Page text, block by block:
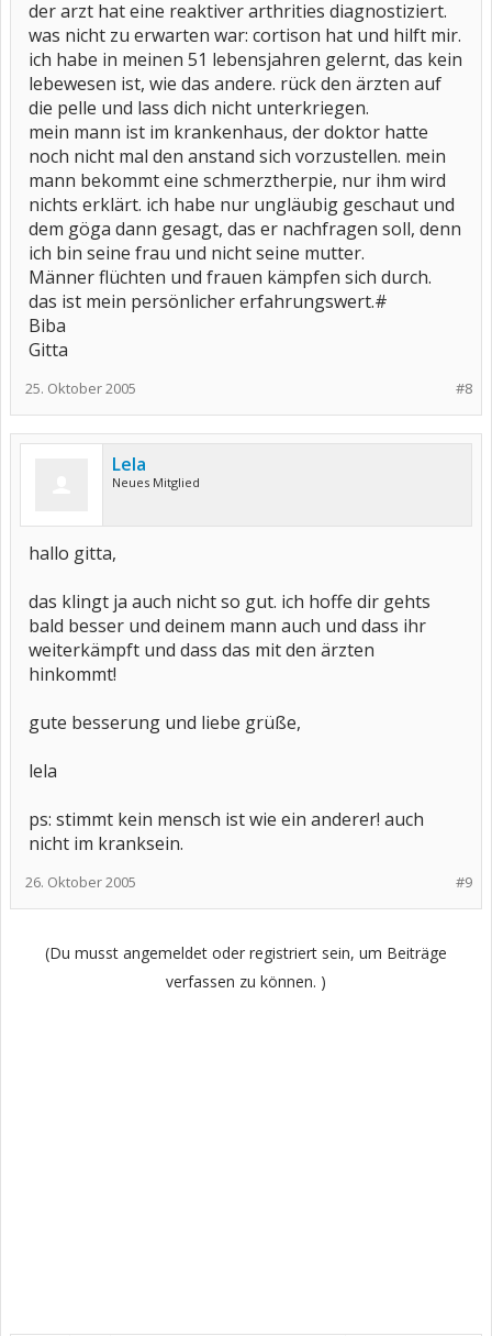
der arzt hat eine reaktiver arthrities diagnostiziert.
was nicht zu erwarten war: cortison hat und hilft mir.
ich habe in meinen 51 lebensjahren gelernt, das kein
lebewesen ist, wie das andere. rück den ärzten auf
die pelle und lass dich nicht unterkriegen.
mein mann ist im krankenhaus, der doktor hatte
noch nicht mal den anstand sich vorzustellen. mein
mann bekommt eine schmerztherpie, nur ihm wird
nichts erklärt. ich habe nur ungläubig geschaut und
dem göga dann gesagt, das er nachfragen soll, denn
ich bin seine frau und nicht seine mutter.
Männer flüchten und frauen kämpfen sich durch.
das ist mein persönlicher erfahrungswert.#
Biba
Gitta
#8
25. Oktober 2005
Lela
Neues Mitglied
hallo gitta,
das klingt ja auch nicht so gut. ich hoffe dir gehts
bald besser und deinem mann auch und dass ihr
weiterkämpft und dass das mit den ärzten
hinkommt!
gute besserung und liebe grüße,
lela
ps: stimmt kein mensch ist wie ein anderer! auch
nicht im kranksein.
#9
26. Oktober 2005
(Du musst angemeldet oder registriert sein, um Beiträge
verfassen zu können. )